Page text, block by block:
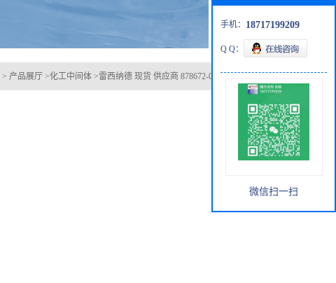
> 产品展厅 >化工中间体 >雷西纳德 现货 供应商 878672-00-5 杂质 科研试剂
手机： 18717199209
Q Q：
微信扫一扫